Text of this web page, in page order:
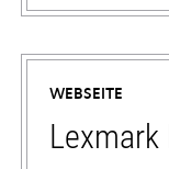
WEBSEITE
Lexmark